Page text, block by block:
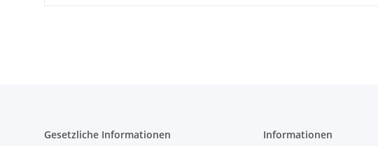
Gesetzliche Informationen Informationen